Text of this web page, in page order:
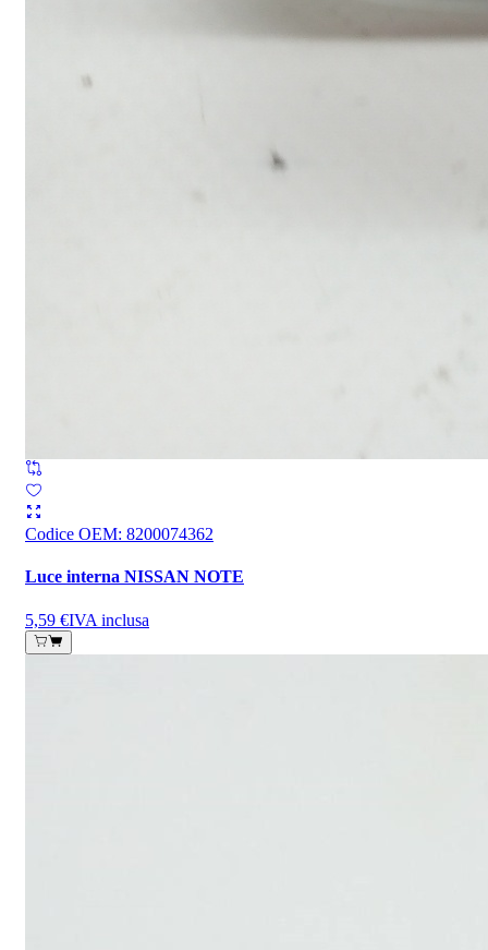
Codice OEM: 8200074362
Luce interna NISSAN NOTE
5,59 €IVA inclusa